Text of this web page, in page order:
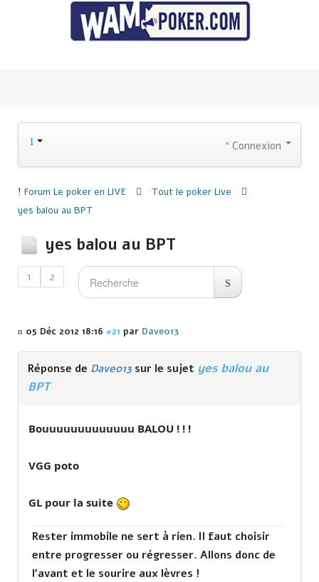
Connexion
Forum Le poker en LIVE
Tout le poker Live
yes balou au BPT
yes balou au BPT
1 2
05 Déc 2012 18:16 #21 par Dave013
Réponse de Dave013 sur le sujet yes balou au
BPT
Bouuuuuuuuuuuuu BALOU ! ! !
VGG poto
GL pour la suite
Rester immobile ne sert à rien. Il faut choisir
entre progresser ou régresser. Allons donc de
l'avant et le sourire aux lèvres !